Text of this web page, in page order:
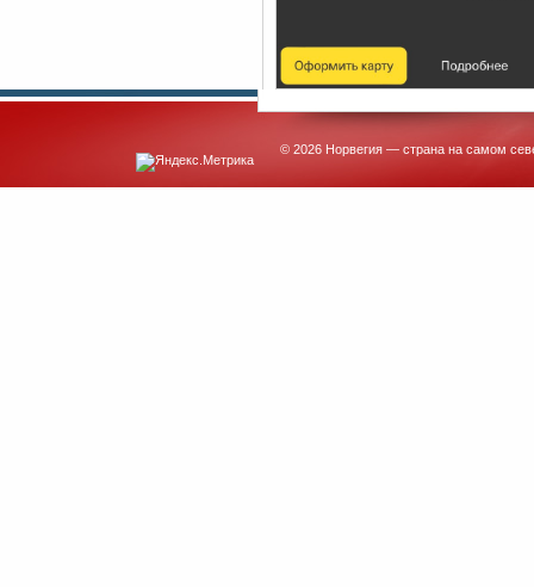
© 2026 Норвегия — страна на самом